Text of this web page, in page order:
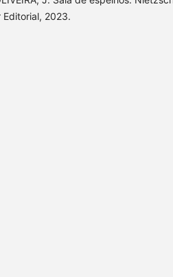
2023.